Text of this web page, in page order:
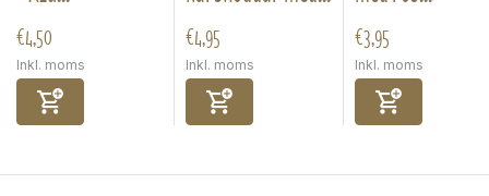
€4,50
Inkl. moms
€4,95
Inkl. moms
€3,95
Inkl. moms